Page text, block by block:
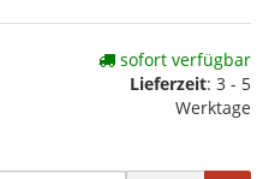
sofort verfügbar
Lieferzeit: 3 - 5
Werktage